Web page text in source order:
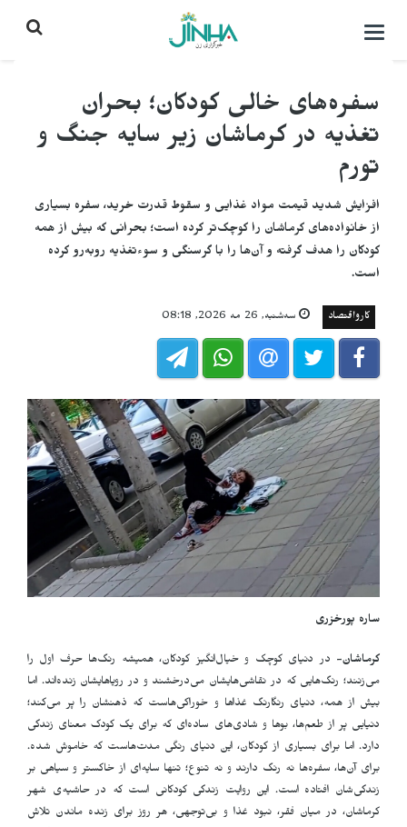
باز
بستن
سفره‌های خالی کودکان؛ بحران
تغذیه در کرماشان زیر سایه جنگ و
تورم
افزایش شدید قیمت مواد غذایی و سقوط قدرت خرید، سفره بسیاری
از خانواده‌های کرماشان را کوچک‌تر کرده است؛ بحرانی که بیش از همه
کودکان را هدف گرفته و آن‌ها را با گرسنگی و سوءتغذیه روبه‌رو کرده
است.
کارواقتصاد سه‌شنبه, 26 مه 2026, 08:18
ساره پورخزری
کرماشان- در دنیای کوچک و خیال‌انگیز کودکان، همیشه رنگ‌ها حرف اول را
می‌زنند؛ رنگ‌هایی که در نقاشی‌هایشان می‌درخشند و در رویاهایشان زنده‌اند. اما
بیش از همه، دنیای رنگارنگ غذاها و خوراکی‌هاست که ذهنشان را پر می‌کند؛
دنیایی پر از طعم‌ها، بوها و شادی‌های ساده‌ای که برای یک کودک معنای زندگی
دارد. اما برای بسیاری از کودکان، این دنیای رنگی مدت‌هاست که خاموش شده.
برای آن‌ها، سفره‌ها نه رنگ دارند و نه تنوع؛ تنها سایه‌ای از خاکستر و سیاهی بر
زندگی‌شان افتاده است. این روایت زندگی کودکانی است که در حاشیه‌ی شهر
کرماشان، در میان فقر، نبود غذا و بی‌توجهی، هر روز برای زنده ماندن تلاش